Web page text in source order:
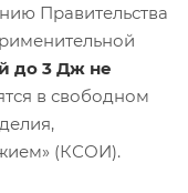
Правительства
до 3 Дж не
в свободном
(КСОИ).